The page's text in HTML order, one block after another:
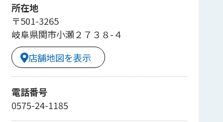
所在地
〒501-3265
岐阜県関市小瀬２７３８-４
店舗地図を表示
電話番号
0575-24-1185